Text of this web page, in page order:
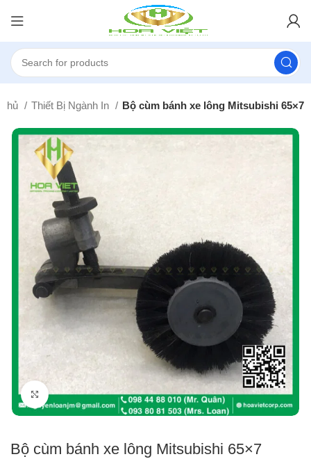
Thiết Bị Ngành In Bộ cùm bánh xe lông Mitsubishi 65×7
Click to enlarge
Bộ cùm bánh xe lông Mitsubishi 65×7